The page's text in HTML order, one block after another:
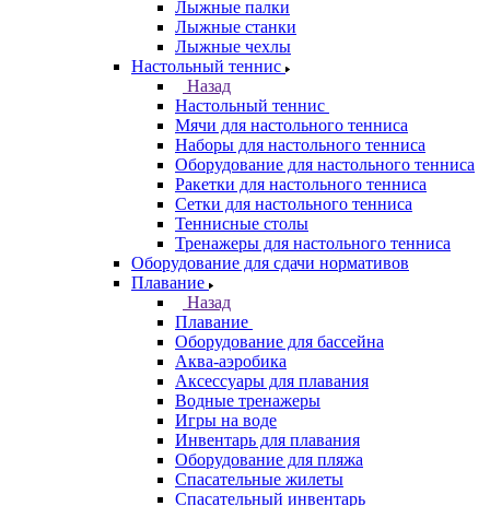
Лыжные палки
Лыжные станки
Лыжные чехлы
Настольный теннис
Назад
Настольный теннис
Мячи для настольного тенниса
Наборы для настольного тенниса
Оборудование для настольного тенниса
Ракетки для настольного тенниса
Сетки для настольного тенниса
Теннисные столы
Тренажеры для настольного тенниса
Оборудование для сдачи нормативов
Плавание
Назад
Плавание
Оборудование для бассейна
Аква-аэробика
Аксессуары для плавания
Водные тренажеры
Игры на воде
Инвентарь для плавания
Оборудование для пляжа
Спасательные жилеты
Спасательный инвентарь